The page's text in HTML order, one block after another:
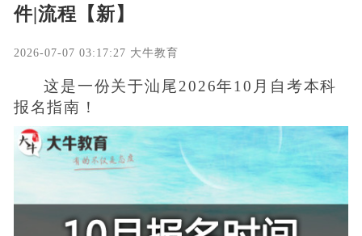
件|流程【新】
2026-07-07 03:17:27 大牛教育
这是一份关于汕尾2026年10月自考本科
报名指南！